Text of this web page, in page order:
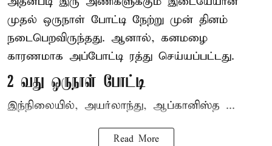
முதல் ஒருநாள் போட்டி நேற்று முன் தினம்
நடைபெறவிருந்தது. ஆனால், கனமழை
காரணமாக அப்போட்டி ரத்து செய்யப்பட்டது.
2 வது ஒருநாள் போட்டி
இந்நிலையில், அயர்லாந்து, ஆப்கானிஸ்த ...
Read More